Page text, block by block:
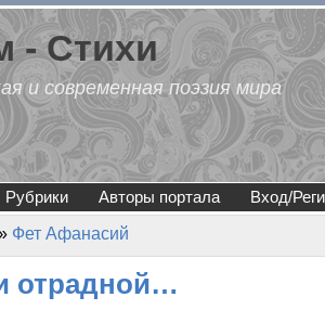
- Стихи
и современная поэзия мира
Рубрики Авторы портала Вход/
Фет Афанасий
отрадной…